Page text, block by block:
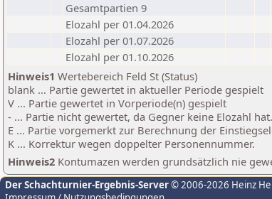
Gesamtpartien 9
Elozahl per 01.04.2026
Elozahl per 01.07.2026
Elozahl per 01.10.2026
Hinweis1 Wertebereich Feld St (Status)
blank ... Partie gewertet in aktueller Periode gespielt
V ... Partie gewertet in Vorperiode(n) gespielt
- ... Partie nicht gewertet, da Gegner keine Elozahl hat.
E ... Partie vorgemerkt zur Berechnung der
K ... Korrektur wegen doppelter Personennummer.
Hinweis2 Kontumazen werden grundsätzlich nie
Der Schachturnier-Ergebnis-Server© 2006-2026 Heinz